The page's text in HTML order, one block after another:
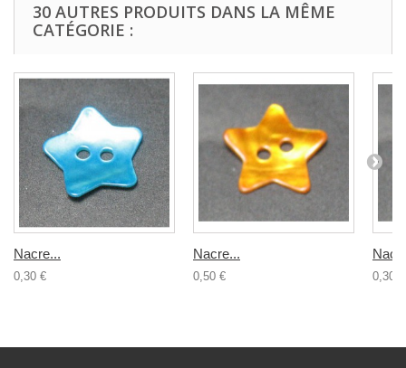
30 AUTRES PRODUITS DANS LA MÊME
CATÉGORIE :
Nacre...
0,30 €
Nacre...
0,50 € 0,30 €